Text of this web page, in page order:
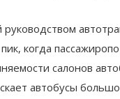
когда
салонов
автобусы